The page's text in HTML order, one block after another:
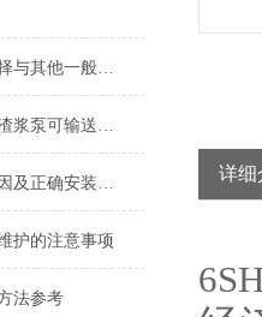
压滤机入料泵的选择与其他一般性输送泵的区别很大
渣浆特性和离心式渣浆泵可输送渣浆的Z大浓度
机械密封漏水的原因及正确安装方法
护的注意事项
法参考
详细